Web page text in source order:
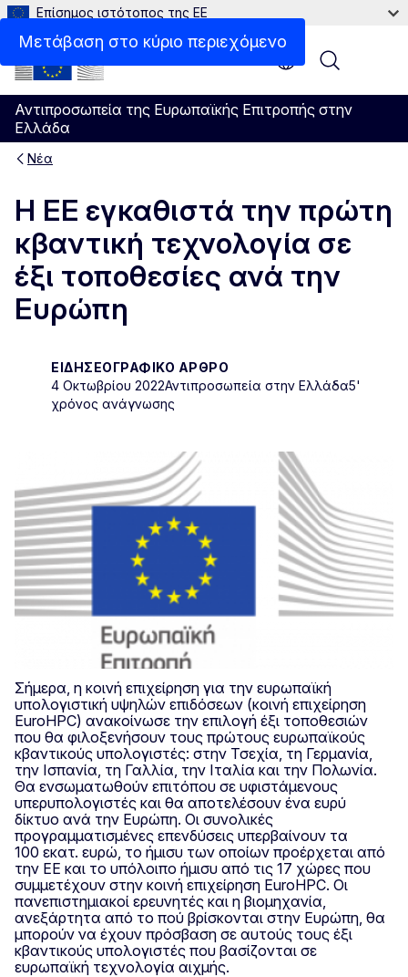
Μετάβαση στο κύριο περιεχόμενο
Επίσημος ιστότοπος της ΕΕ
Αντιπροσωπεία της Ευρωπαϊκής Επιτροπής στην
Ελλάδα
Menu
Νέα
Η ΕΕ εγκαθιστά την πρώτη
κβαντική τεχνολογία σε
έξι τοποθεσίες ανά την
Ευρώπη
ΕΙΔΗΣΕΟΓΡΑΦΙΚΌ ΆΡΘΡΟ
4 Οκτωβρίου 2022Αντιπροσωπεία στην Ελλάδα5'
χρόνος ανάγνωσης
Σήμερα, η κοινή επιχείρηση για την ευρωπαϊκή
υπολογιστική υψηλών επιδόσεων (κοινή επιχείρηση
EuroHPC) ανακοίνωσε την επιλογή έξι τοποθεσιών
που θα φιλοξενήσουν τους πρώτους ευρωπαϊκούς
κβαντικούς υπολογιστές: στην Τσεχία, τη Γερμανία,
την Ισπανία, τη Γαλλία, την Ιταλία και την Πολωνία.
Θα ενσωματωθούν επιτόπου σε υφιστάμενους
υπερυπολογιστές και θα αποτελέσουν ένα ευρύ
δίκτυο ανά την Ευρώπη. Οι συνολικές
προγραμματισμένες επενδύσεις υπερβαίνουν τα
100 εκατ. ευρώ, το ήμισυ των οποίων προέρχεται από
την ΕΕ και το υπόλοιπο ήμισυ από τις 17 χώρες που
συμμετέχουν στην κοινή επιχείρηση EuroHPC. Οι
πανεπιστημιακοί ερευνητές και η βιομηχανία,
ανεξάρτητα από το πού βρίσκονται στην Ευρώπη, θα
μπορούν να έχουν πρόσβαση σε αυτούς τους έξι
κβαντικούς υπολογιστές που βασίζονται σε
ευρωπαϊκή τεχνολογία αιχμής.